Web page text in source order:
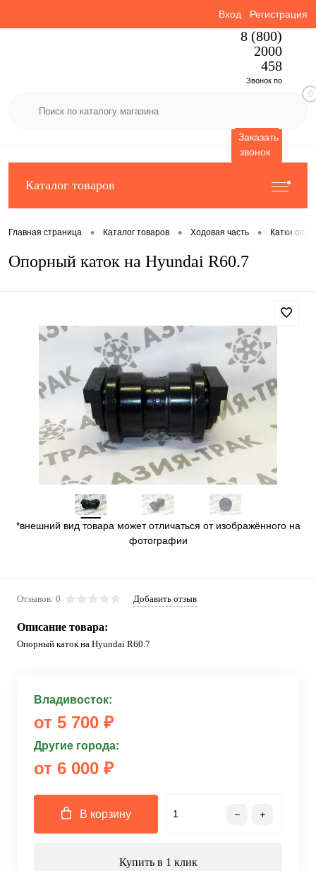
Вход Регистрация
8 (800)
2000
458
Звонок по
Заказать
звонок
0
Каталог товаров
Главная страница • Каталог товаров • Ходовая часть • Катки
Опорный каток на Hyundai R60.7
*внешний вид товара может отличаться от изображённого на
фотографии
Отзывов: 0 Добавить отзыв
Описание товара:
Опорный каток на Hyundai R60.7
Владивосток:
от 5 700 ₽
Другие города:
от 6 000 ₽
В корзину
Купить в 1 клик